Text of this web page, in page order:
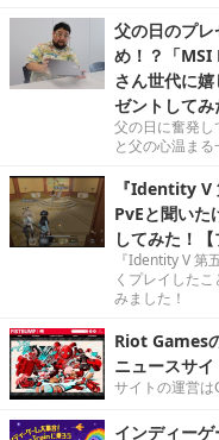
父の日のプ
め！？「MSI
さん世代に
ゼントしてみ
父の日に奮発
と父の心温まる
『Identity V
PvEと聞い
してみた！【
『Identity V 第
くプレイした
みました！
Riot Games
ニュースサイ
サイトの運営
インディー